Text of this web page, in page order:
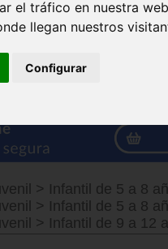
el tráfico en nuestra
llegan nuestros
Configurar
> Infantil de 5 a 8
> Infantil de 5 a 8
> Infantil de 9 a 12